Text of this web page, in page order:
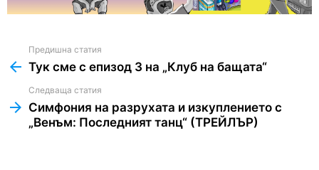
more
Предишна статия
Тук сме с епизод 3 на „Клуб на бащата“
Следваща статия
Симфония на разрухата и изкуплението с
„Венъм: Последният танц“ (ТРЕЙЛЪР)